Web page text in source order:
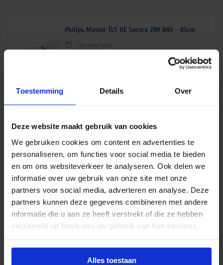
Toestemming Details Over
Deze website maakt gebruik van cookies
We gebruiken cookies om content en advertenties te
personaliseren, om functies voor social media te bieden
en om ons websiteverkeer te analyseren. Ook delen we
informatie over uw gebruik van onze site met onze
partners voor social media, adverteren en analyse. Deze
partners kunnen deze gegevens combineren met andere
informatie die u aan ze heeft verstrekt of die ze hebben
verzameld op basis van uw gebruik van hun services.
Alles toestaan
Philips Master TL5 HE Secura 21W 840 – 85cm
Op voorraad
incl.btw
Op voorraad
€4,95 excl. btw
€5,99 incl.btw
Op voorraad